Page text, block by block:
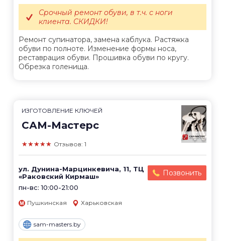
Ремонт супинатора, замена каблука. Растяжка
обуви по полноте. Изменение формы носа,
реставрация обуви. Прошивка обуви по кругу.
Обрезка голенища.
Срочный ремонт обуви, в т.ч. с ноги
клиента. СКИДКИ!
ИЗГОТОВЛЕНИЕ КЛЮЧЕЙ
САМ-Мастерс
★★★★★ Отзывов: 1
ул. Дунина-Марцинкевича, 11, ТЦ
«Раковский Кирмаш»
пн-вс: 10:00-21:00
Позвонить
Пушкинская Харьковская
sam-masters.by